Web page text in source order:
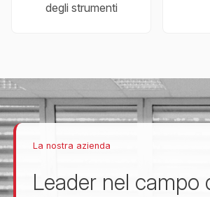
degli strumenti
La nostra azienda
Leader nel campo